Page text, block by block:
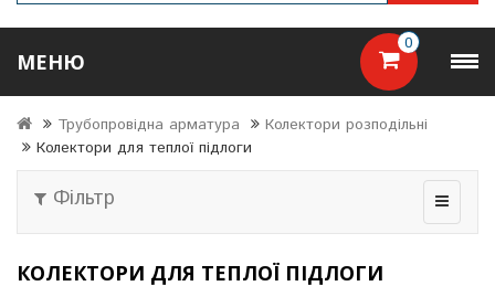
0
МЕНЮ
Трубопровідна арматура
Колектори розподільні
Колектори для теплої підлоги
Фільтр
КОЛЕКТОРИ ДЛЯ ТЕПЛОЇ ПІДЛОГИ